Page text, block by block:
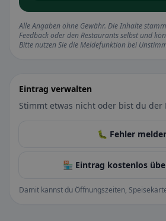
Alle Angaben ohne Gewähr. Die Inhalte
Feedback oder den Restaurants selbst und
Bitte nutzen Sie die Meldefunktion bei
Eintrag verwalten
Stimmt etwas nicht oder bist du der
🐛 Fehler
🏪 Eintrag kostenlos
Damit kannst du Öffnungszeiten,